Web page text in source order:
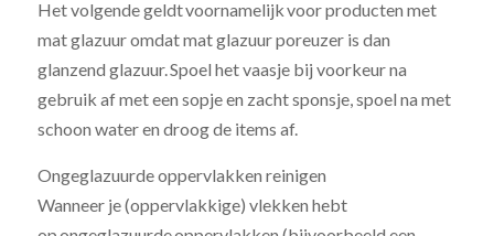
Het volgende geldt voornamelijk voor producten met
mat glazuur omdat mat glazuur poreuzer is dan
glanzend glazuur. Spoel het vaasje bij voorkeur na
gebruik af met een sopje en zacht sponsje, spoel na met
schoon water en droog de items af.
Ongeglazuurde oppervlakken reinigen
Wanneer je (oppervlakkige) vlekken hebt